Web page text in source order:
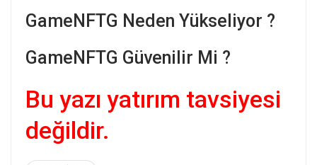
GameNFTG Neden Yükseliyor ?
GameNFTG Güvenilir Mi ?
Bu yazı yatırım tavsiyesi
değildir.